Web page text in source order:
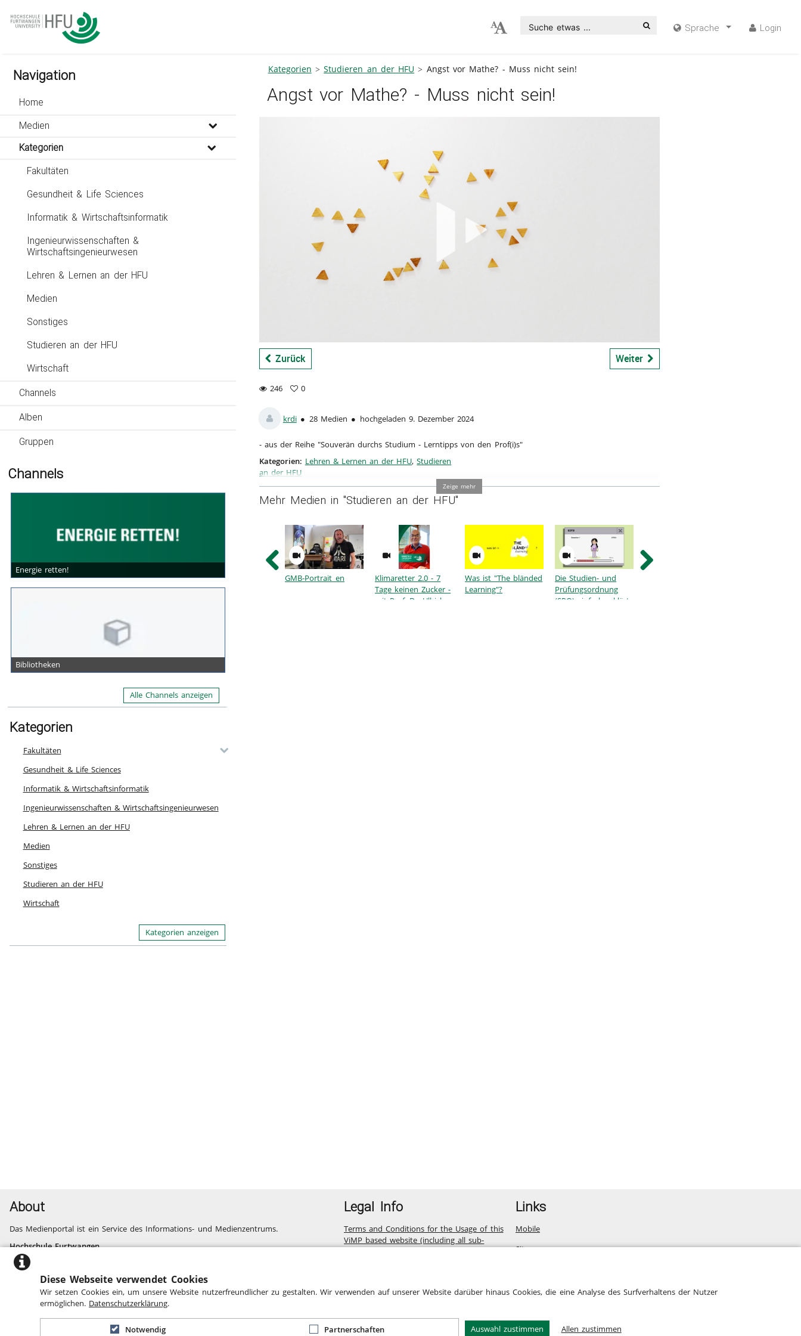
Diese Webseite verwendet Cookies
Wir setzen Cookies ein, um unsere Website nutzerfreundlicher zu gestalten. Wir verwenden auf unserer Website darüber hinaus Cookies, die eine Analyse des Surfverhaltens der Nutzer
ermöglichen. Datenschutzerklärung.
Notwendig Partnerschaften Auswahl zustimmen Allen zustimmen
Suche etwas ... Sprache Login
Navigation
Home
Medien
Kategorien
Fakultäten
Gesundheit & Life Sciences
Informatik & Wirtschaftsinformatik
Ingenieurwissenschaften &
Wirtschaftsingenieurwesen
Lehren & Lernen an der HFU
Medien
Sonstiges
Studieren an der HFU
Wirtschaft
Channels
Alben
Gruppen
Channels
Energie retten!
Bibliotheken
Alle Channels anzeigen
Kategorien
Fakultäten
Gesundheit & Life Sciences
Informatik & Wirtschaftsinformatik
Ingenieurwissenschaften & Wirtschaftsingenieurwesen
Lehren & Lernen an der HFU
Medien
Sonstiges
Studieren an der HFU
Wirtschaft
Kategorien anzeigen
Kategorien Studieren an der HFU Angst vor Mathe? - Muss nicht sein!
Angst vor Mathe? - Muss nicht sein!
Video
Zurück Weiter
246
views
0
favorites
krdi 28 Medien hochgeladen 9. Dezember 2024
- aus der Reihe "Souverän durchs Studium - Lerntipps von den Prof(i)s"
Kategorien: Lehren & Lernen an der HFU,Studieren
an der HFU
Zeige mehr
Mehr Medien in "Studieren an der HFU"
GMB-Portrait_en
Klimaretter 2.0 - 7
Tage keinen Zucker -
mit Prof. Dr. Ullrich
Was ist "The bländed
Learning"?
Die Studien- und
Prüfungsordnung
(SPO) einfach erklärt
About
Das Medienportal ist ein Service des Informations- und Medienzentrums.
Hochschule Furtwangen
Informatik, Technik, Wirtschaft, Medien, Gesundheit
Fragen und Probleme
Website des Informations- und Medienzentrums
Barrierefreiheit
Legal Info
Terms and Conditions for the Usage of this
ViMP based website (including all sub-
Links
Mobile
Sitemap